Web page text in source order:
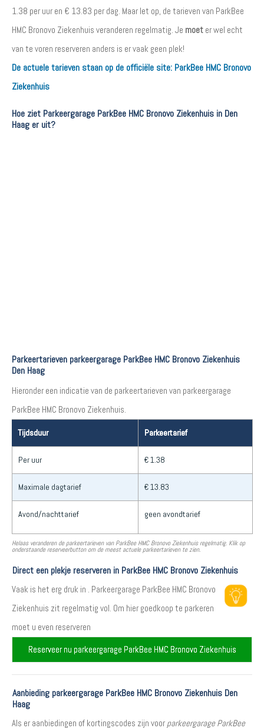
1.38 per uur en € 13.83 per dag. Maar let op, de tarieven van ParkBee
HMC Bronovo Ziekenhuis veranderen regelmatig. Je moet er wel echt
van te voren reserveren anders is er vaak geen plek!
De actuele tarieven staan op de officiële site: ParkBee HMC Bronovo
Ziekenhuis
Hoe ziet Parkeergarage ParkBee HMC Bronovo Ziekenhuis in Den
Haag er uit?
Parkeertarieven parkeergarage ParkBee HMC Bronovo Ziekenhuis
Den Haag
Hieronder een indicatie van de parkeertarieven van parkeergarage
ParkBee HMC Bronovo Ziekenhuis.
Tijdsduur Parkeertarief
Per uur € 1.38
Maximale dagtarief € 13.83
Avond/nachttarief geen avondtarief
Helaas veranderen de parkeertarieven van ParkBee HMC Bronovo Ziekenhuis regelmatig. Klik op
onderstaande reserveerbutton om de meest actuele parkeertarieven te zien.
Direct een plekje reserveren in ParkBee HMC Bronovo Ziekenhuis
Vaak is het erg druk in . Parkeergarage ParkBee HMC Bronovo
Ziekenhuis zit regelmatig vol. Om hier goedkoop te parkeren
moet u even reserveren
Reserveer nu parkeergarage ParkBee HMC Bronovo Ziekenhuis
Aanbieding parkeergarage ParkBee HMC Bronovo Ziekenhuis Den
Haag
Als er aanbiedingen of kortingscodes zijn voor parkeergarage ParkBee